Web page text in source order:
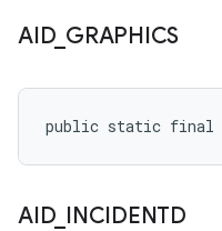
AID_ GRAPHICS
public static final
AID_ INCIDENTD